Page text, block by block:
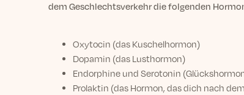
dem Geschlechtsverkehr die folgenden
Oxytocin (das Kuschelhormon)
Dopamin (das Lusthormon)
Endorphine und Serotonin
Prolaktin (das Hormon, das dich nach